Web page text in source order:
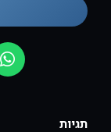
תגיות